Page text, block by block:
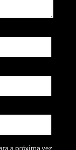
a próxima vez